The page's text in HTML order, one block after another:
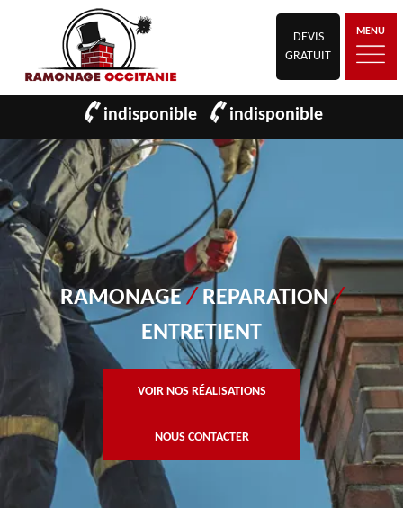
DEVIS
GRATUIT
MENU
indisponible indisponible
RAMONAGE/ REPARATION/
ENTRETIENT
VOIR NOS RÉALISATIONS
NOUS CONTACTER